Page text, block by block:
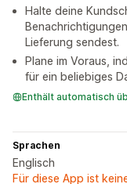
Halte deine
Lieferung sendest.
Plane im Voraus,
für ein beliebiges
Enthält automatisch
Sprachen
Englisch
Für diese App ist